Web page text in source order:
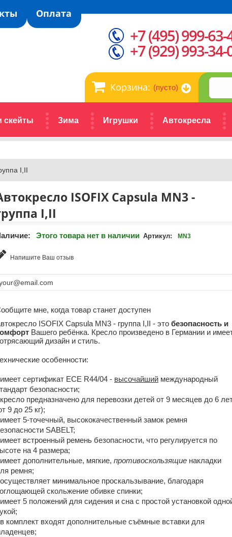
Оплата
Корзина: (пусто)
скейты Зима Игрушки Автокресла
+7 (495) 999-63-
+7 (929) 993-34-
I,II
ISOFIX Capsula MN3 -
I,II
Этого товара нет в наличии Артикул: MN3
Напишите Ваш отзыв
мне, когда товар станет доступен
ISOFIX Capsula MN3 - группа I,II - это безопасность и
Вашего ребёнка. Кресло произведено в Германии и
дизайн и стиль.
особенности:
сертификат ECE R44/04 - высочайший международный
безопасности;
предназначено для перевозки детей от 9 месяцев до 6
9 до 25 кг);
5-точечный, высококачественный замок ремня
SABELT;
встроенный ремень безопасности, что регулируется по
на 4 размера;
дополнительные, мягкие, противоскользящие накладки
ремня;
минимальное проскальзывание, благодаря
скольжение обивке спинки;
5 положений для сидения и сна с простой установкой
комплект входят дополнительные съёмные вставки для